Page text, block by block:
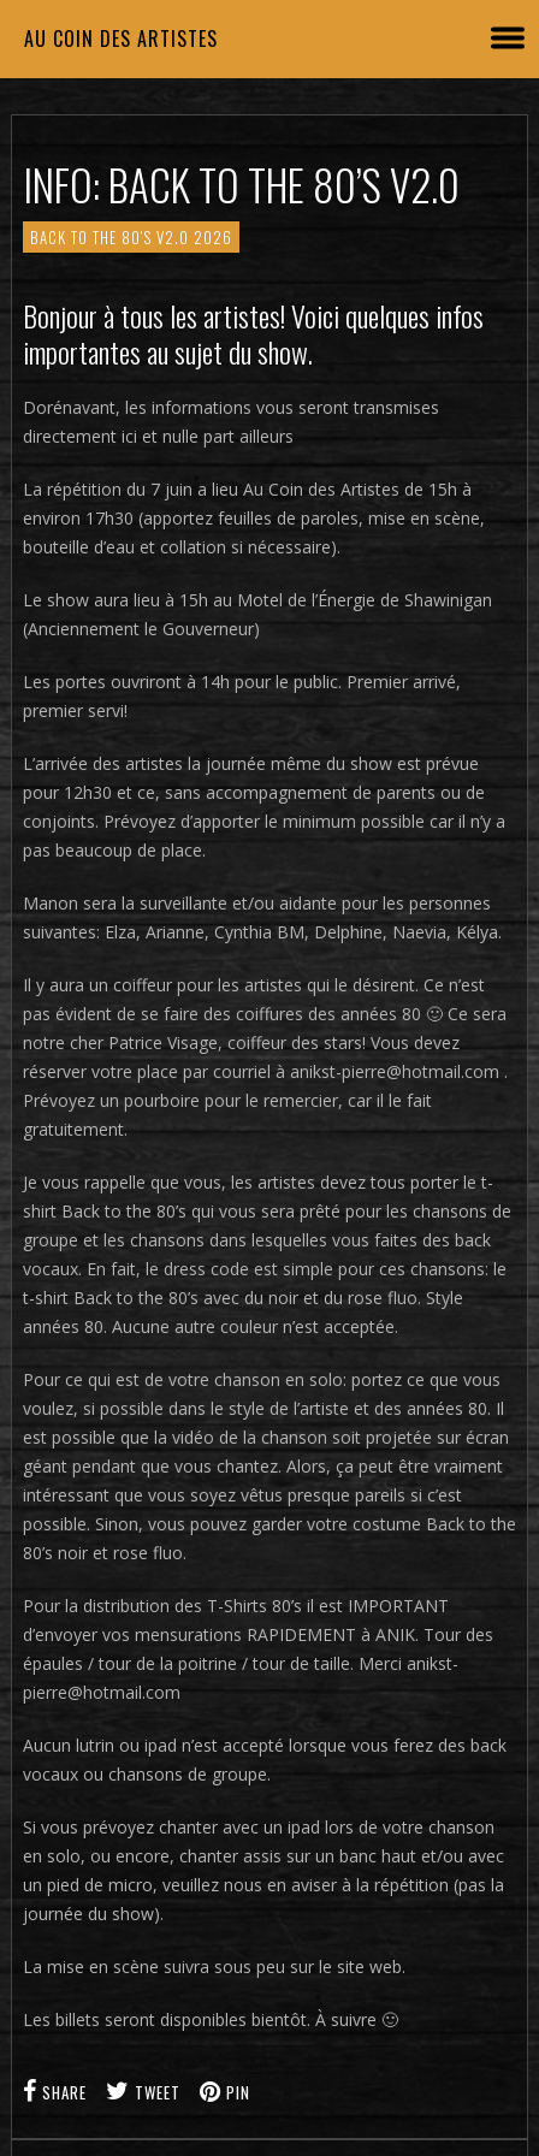
AU COIN DES ARTISTES
INFO: BACK TO THE 80’S V2.0
BACK TO THE 80'S V2.0 2026
Bonjour à tous les artistes! Voici quelques infos
importantes au sujet du show.
Dorénavant, les informations vous seront transmises
directement ici et nulle part ailleurs
La répétition du 7 juin a lieu Au Coin des Artistes de 15h à
environ 17h30 (apportez feuilles de paroles, mise en scène,
bouteille d’eau et collation si nécessaire).
Le show aura lieu à 15h au Motel de l’Énergie de Shawinigan
(Anciennement le Gouverneur)
Les portes ouvriront à 14h pour le public. Premier arrivé,
premier servi!
L’arrivée des artistes la journée même du show est prévue
pour 12h30 et ce, sans accompagnement de parents ou de
conjoints. Prévoyez d’apporter le minimum possible car il n’y a
pas beaucoup de place.
Manon sera la surveillante et/ou aidante pour les personnes
suivantes: Elza, Arianne, Cynthia BM, Delphine, Naevia, Kélya.
Il y aura un coiffeur pour les artistes qui le désirent. Ce n’est
pas évident de se faire des coiffures des années 80 🙂 Ce sera
notre cher Patrice Visage, coiffeur des stars! Vous devez
réserver votre place par courriel à anikst-pierre@hotmail.com .
Prévoyez un pourboire pour le remercier, car il le fait
gratuitement.
Je vous rappelle que vous, les artistes devez tous porter le t-
shirt Back to the 80’s qui vous sera prêté pour les chansons de
groupe et les chansons dans lesquelles vous faites des back
vocaux. En fait, le dress code est simple pour ces chansons: le
t-shirt Back to the 80’s avec du noir et du rose fluo. Style
années 80. Aucune autre couleur n’est acceptée.
Pour ce qui est de votre chanson en solo: portez ce que vous
voulez, si possible dans le style de l’artiste et des années 80. Il
est possible que la vidéo de la chanson soit projetée sur écran
géant pendant que vous chantez. Alors, ça peut être vraiment
intéressant que vous soyez vêtus presque pareils si c’est
possible. Sinon, vous pouvez garder votre costume Back to the
80’s noir et rose fluo.
Pour la distribution des T-Shirts 80’s il est IMPORTANT
d’envoyer vos mensurations RAPIDEMENT à ANIK. Tour des
épaules / tour de la poitrine / tour de taille. Merci anikst-
pierre@hotmail.com
Aucun lutrin ou ipad n’est accepté lorsque vous ferez des back
vocaux ou chansons de groupe.
Si vous prévoyez chanter avec un ipad lors de votre chanson
en solo, ou encore, chanter assis sur un banc haut et/ou avec
un pied de micro, veuillez nous en aviser à la répétition (pas la
journée du show).
La mise en scène suivra sous peu sur le site web.
Les billets seront disponibles bientôt. À suivre 🙂
SHARE TWEET PIN